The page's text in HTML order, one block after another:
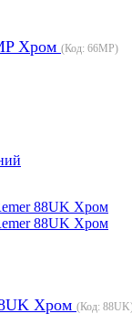
Хром (Код: 66MP)
Хром (Код: 88UK